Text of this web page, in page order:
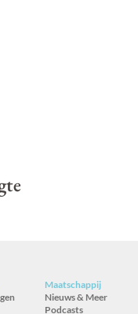
Maatschappij
Nieuws & Meer
Podcasts